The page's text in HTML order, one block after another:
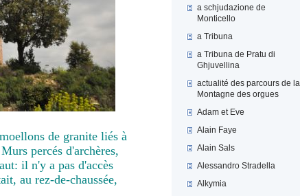
a schjudazione de
Monticello
a Tribuna
a Tribuna de Pratu di
Ghjuvellina
actualité des parcours de la
Montagne des orgues
Adam et Eve
Alain Faye
Alain Sals
Alessandro Stradella
Alkymia
de granite liés à
percés d'archères,
il n'y a pas d'accès
au rez-de-chaussée,